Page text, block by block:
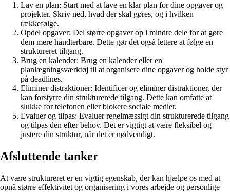
Lav en plan: Start med at lave en klar plan for dine opgaver og
projekter. Skriv ned, hvad der skal gøres, og i hvilken
rækkefølge.
Opdel opgaver: Del større opgaver op i mindre dele for at gøre
dem mere håndterbare. Dette gør det også lettere at følge en
struktureret tilgang.
Brug en kalender: Brug en kalender eller en
planlægningsværktøj til at organisere dine opgaver og holde styr
på deadlines.
Eliminer distraktioner: Identificer og eliminer distraktioner, der
kan forstyrre din strukturerede tilgang. Dette kan omfatte at
slukke for telefonen eller blokere sociale medier.
Evaluer og tilpas: Evaluer regelmæssigt din strukturerede tilgang
og tilpas den efter behov. Det er vigtigt at være fleksibel og
justere din struktur, når det er nødvendigt.
Afsluttende tanker
At være struktureret er en vigtig egenskab, der kan hjælpe os med at
opnå større effektivitet og organisering i vores arbejde og personlige